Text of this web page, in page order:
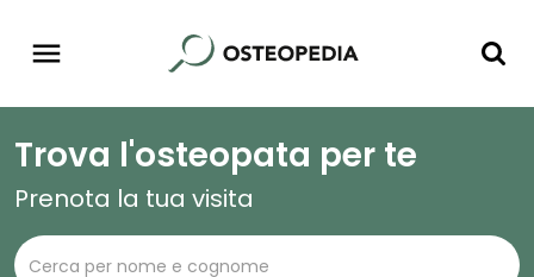
Trova l'osteopata per te
Prenota la tua visita